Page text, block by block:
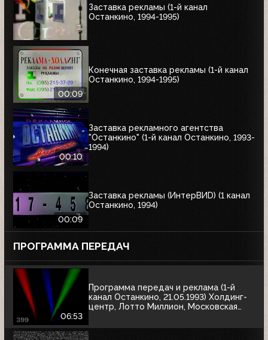
Заставка рекламы (1-й канал
Останкино, 1994-1995)
00:09
Конечная заставка рекламы (1-й канал
Останкино, 1994-1995)
00:10
Заставка рекламного агентства
"Останкино" (1-й канал Останкино, 1993-
1994)
00:09
Заставка рекламы (ИнтерВИD) (1 канал
Останкино, 1994)
ПРОГРАММА ПЕРЕДАЧ
06:53
Программа передач и реклама (1-й
канал Останкино, 21.05.1993) Холдинг-
центр, Лотто Миллион, Московская